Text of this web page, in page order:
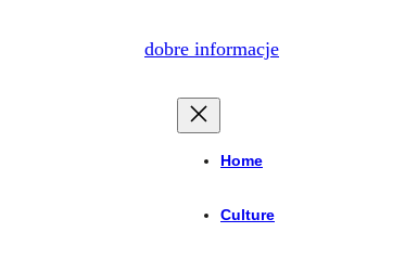
dobre informacje
Home
Culture